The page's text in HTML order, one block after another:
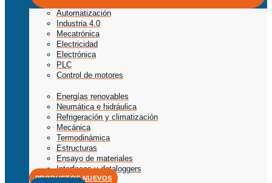
Automatización
Industria 4.0
Mecatrónica
Electricidad
Electrónica
PLC
Control de motores
Energías renovables
Neumática e hidráulica
Refrigeración y climatización
Mecánica
Termodinámica
Estructuras
Ensayo de materiales
Interfaces y dataloggers
PRODUCTOS NUEVOS